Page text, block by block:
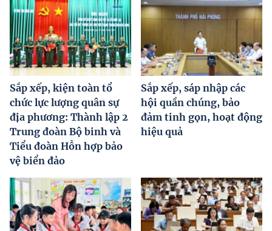
Sắp xếp, kiện toàn tổ
chức lực lượng quân sự
địa phương: Thành lập 2
Trung đoàn Bộ binh và
Tiểu đoàn Hỗn hợp bảo
vệ biển đảo
Sắp xếp, sáp nhập các
hội quần chúng, bảo
đảm tinh gọn, hoạt động
hiệu quả